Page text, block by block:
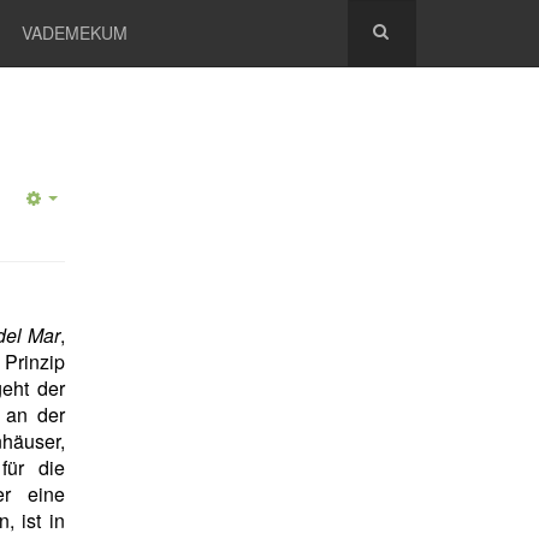
VADEMEKUM
Mar,
Prinzip
der
der
die
eine
ist in